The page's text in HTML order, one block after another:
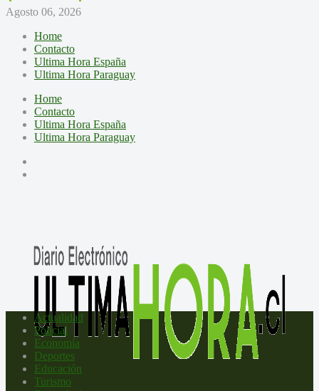
Agosto 06, 2026
Home
Contacto
Ultima Hora España
Ultima Hora Paraguay
Home
Contacto
Ultima Hora España
Ultima Hora Paraguay
Actualidad
Policial
Economía
Deportes
Educación
Turismo